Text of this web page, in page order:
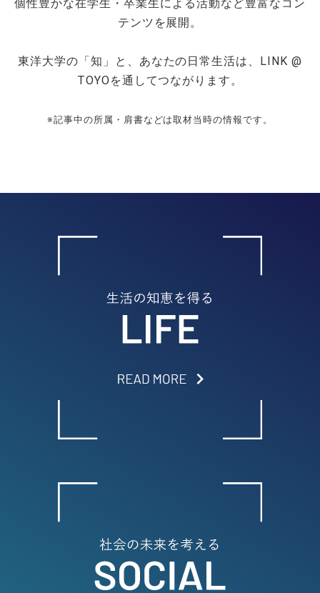
個性豊かな在学生・卒業生による活動など豊富なコン
テンツを展開。
東洋大学の「知」と、あなたの日常生活は、LINK @
TOYOを通してつながります。
※記事中の所属・肩書などは取材当時の情報です。